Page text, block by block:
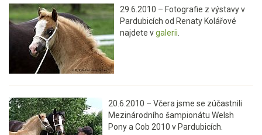
29.6.2010 – Fotografie z výstavy v
Pardubicích od Renaty Kolářové
najdete vgalerii
20.6.2010 – Včera jsme se zúčastnili
Mezinárodního šampionátu Welsh
Pony a Cob 2010 v Pardubicích.